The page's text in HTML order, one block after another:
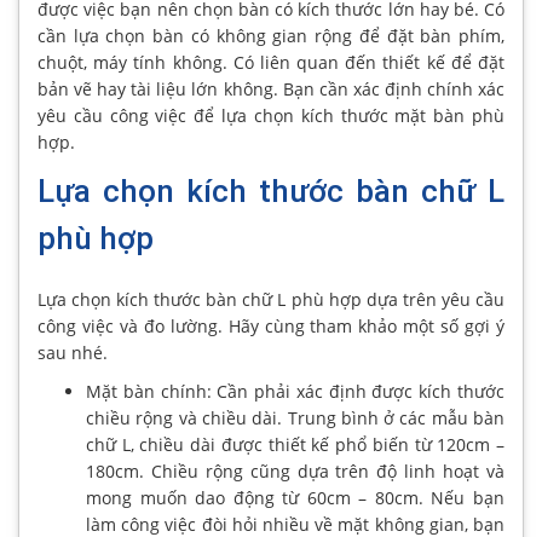
được việc bạn nên chọn bàn có kích thước lớn hay bé. Có
cần lựa chọn bàn có không gian rộng để đặt bàn phím,
chuột, máy tính không. Có liên quan đến thiết kế để đặt
bản vẽ hay tài liệu lớn không. Bạn cần xác định chính xác
yêu cầu công việc để lựa chọn kích thước mặt bàn phù
hợp.
Lựa chọn kích thước bàn chữ L
phù hợp
Lựa chọn kích thước bàn chữ L phù hợp dựa trên yêu cầu
công việc và đo lường. Hãy cùng tham khảo một số gợi ý
sau nhé.
Mặt bàn chính: Cần phải xác định được kích thước
chiều rộng và chiều dài. Trung bình ở các mẫu bàn
chữ L, chiều dài được thiết kế phổ biến từ 120cm –
180cm. Chiều rộng cũng dựa trên độ linh hoạt và
mong muốn dao động từ 60cm – 80cm. Nếu bạn
làm công việc đòi hỏi nhiều về mặt không gian, bạn